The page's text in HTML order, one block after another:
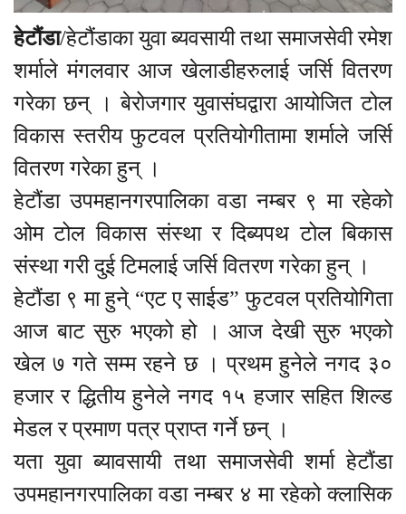
हेटौंडा/हेटौंडाका युवा ब्यवसायी तथा समाजसेवी रमेश
शर्माले मंगलवार आज खेलाडीहरुलाई जर्सि वितरण
गरेका छन् । बेरोजगार युवासंघद्वारा आयोजित टोल
विकास स्तरीय फुटवल प्रतियोगीतामा शर्माले जर्सि
वितरण गरेका हुन् ।
हेटौंडा उपमहानगरपालिका वडा नम्बर ९ मा रहेको
ओम टोल विकास संस्था र दिब्यपथ टोल बिकास
संस्था गरी दुई टिमलाई जर्सि वितरण गरेका हुन् ।
हेटौंडा ९ मा हुने् “एट ए साईड” फुटवल प्रतियोगिता
आज बाट सुरु भएको हो । आज देखी सुरु भएको
खेल ७ गते सम्म रहने छ । प्रथम हुनेले नगद ३०
हजार र द्धितीय हुनेले नगद १५ हजार सहित शिल्ड
मेडल र प्रमाण पत्र प्राप्त गर्ने छन् ।
यता युवा ब्यावसायी तथा समाजसेवी शर्मा हेटौंडा
उपमहानगरपालिका वडा नम्बर ४ मा रहेको क्लासिक